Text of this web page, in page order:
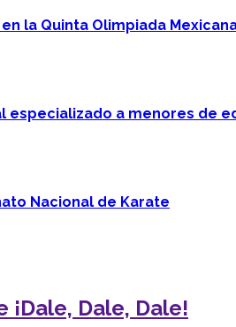
la Quinta Olimpiada
especializado a menores de
Nacional de Karate
¡Dale, Dale, Dale!